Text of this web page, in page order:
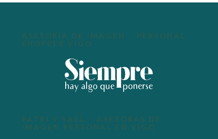
ASESORÍA DE IMAGEN – PERSONAL
SHOPPER VIGO
PATRI Y YAEL – ASERORAS DE
IMAGEN PERSONAL EN VIGO